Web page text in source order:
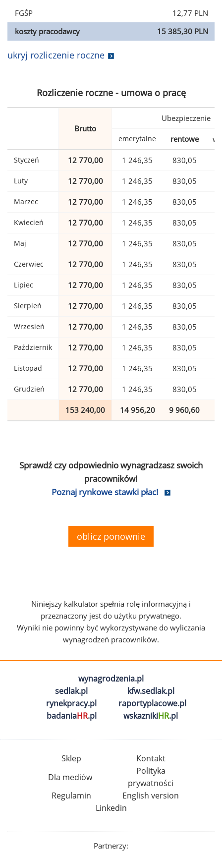
FGŚP
12,77 PLN
koszty pracodawcy
15 385,30 PLN
ukryj rozliczenie roczne
Rozliczenie roczne - umowa o pracę
Brutto
Ubezpieczenie
emerytalne rentowe
Styczeń 12 770,00 1 246,35 830,05
Luty 12 770,00 1 246,35 830,05
Marzec 12 770,00 1 246,35 830,05
Kwiecień 12 770,00 1 246,35 830,05
Maj 12 770,00 1 246,35 830,05
Czerwiec 12 770,00 1 246,35 830,05
Lipiec 12 770,00 1 246,35 830,05
Sierpień 12 770,00 1 246,35 830,05
Wrzesień 12 770,00 1 246,35 830,05
Październik 12 770,00 1 246,35 830,05
Listopad 12 770,00 1 246,35 830,05
Grudzień 12 770,00 1 246,35 830,05
153 240,00 14 956,20 9 960,60
Sprawdź czy odpowiednio wynagradzasz swoich
pracowników!
Poznaj rynkowe stawki płac!
oblicz ponownie
Niniejszy kalkulator spełnia rolę informacyjną i
przeznaczony jest do użytku prywatnego.
Wyniki nie powinny być wykorzystywane do wyliczania
wynagrodzeń pracowników.
wynagrodzenia.pl
sedlak.pl
kfw.sedlak.pl
rynekpracy.pl
raportyplacowe.pl
badaniaHR.pl wskaznikiHR.pl
Sklep
Kontakt
Dla mediów
Polityka
prywatności
Regulamin
English version
Linkedin
Partnerzy: